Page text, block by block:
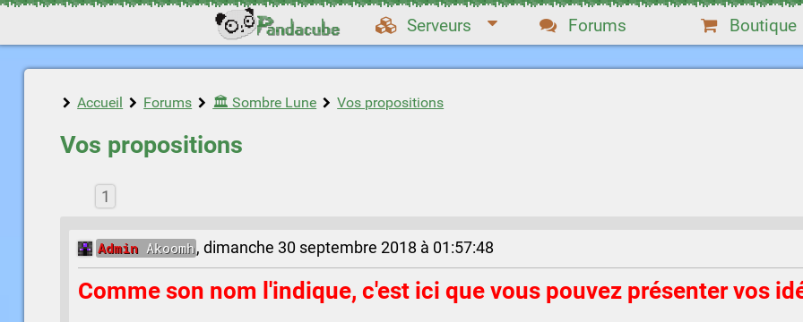
Serveurs Forums Boutique
Accueil Forums 🏛️ Sombre Lune Vos propositions
Vos propositions
1
Admin Akoomh,dimanche 30 septembre 2018 à 01:57:48
Comme son nom l'indique, c'est ici que vous pouvez présenter vos